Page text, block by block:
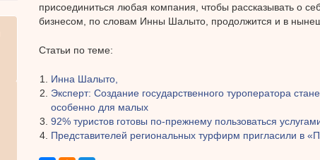
присоединиться любая компания, чтобы рассказывать о
бизнесом, по словам Инны Шалыто, продолжится и в
Статьи по теме:
Инна Шалыто,
Эксперт: Создание государственного туроператора
особенно для малых
92% туристов готовы по-прежнему пользоваться
Представителей региональных турфирм пригласили в